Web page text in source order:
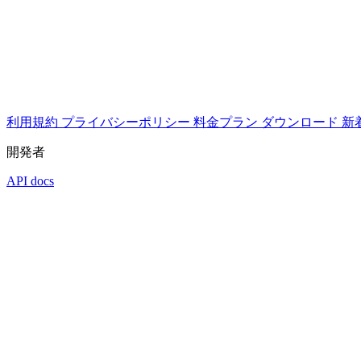
利用規約 プライバシーポリシー 料金プラン ダウンロード 新
開発者
API docs